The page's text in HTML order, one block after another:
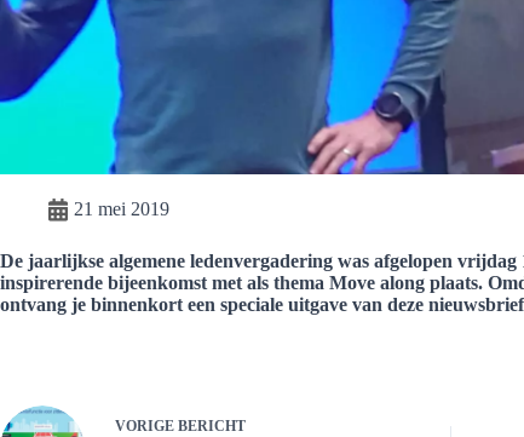
21 mei 2019
De jaarlijkse algemene ledenvergadering was afgelopen
inspirerende bijeenkomst met als thema Move along plaats.
ontvang je binnenkort een speciale uitgave van deze
VORIGE BERICHT